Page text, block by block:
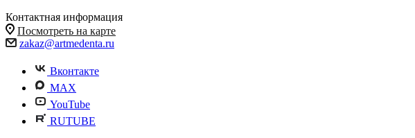
Контактная информация
Посмотреть на карте
zakaz@artmedenta.ru
Вконтакте
MAX
YouTube
RUTUBE